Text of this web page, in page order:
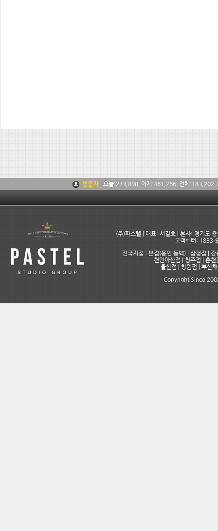
방문자 오늘:273,898 어제:461,266 전체:
(주)파스텔 | 대표: 서길호 | 본사: 경기도
고객센터: 1833-
전국지점 : 본점(용인 동백) | 삼청점 |
천안아산점 | 청주점 | 춘
울산점 | 창원점 | 부산
Copyright Since